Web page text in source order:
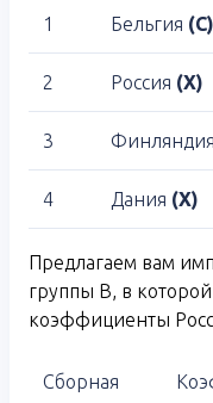
1 Бельгия (С)
2 Россия (Х)
3 Финляндия
4 Дания (Х)
Предлагаем вам
группы B, в
коэффициенты
Сборная